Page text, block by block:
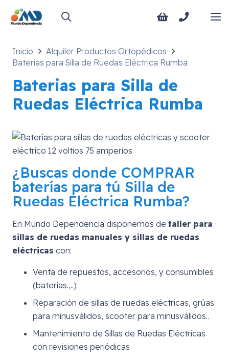
Inicio
Alquiler Productos Ortopédicos
Baterias para Silla de Ruedas Eléctrica Rumba
Baterias para Silla de
Ruedas Eléctrica Rumba
¿Buscas donde COMPRAR
baterías para tú Silla de
Ruedas Eléctrica Rumba?
En Mundo Dependencia disponemos de taller para
sillas de ruedas manuales y sillas de ruedas
eléctricas con:
Venta de repuestos, accesorios, y consumibles
(baterías.,..)
Reparación de sillas de ruedas eléctricas, grúas
para minusválidos, scooter para minusválidos..
Mantenimiento de Sillas de Ruedas Eléctricas
con revisiones periódicas